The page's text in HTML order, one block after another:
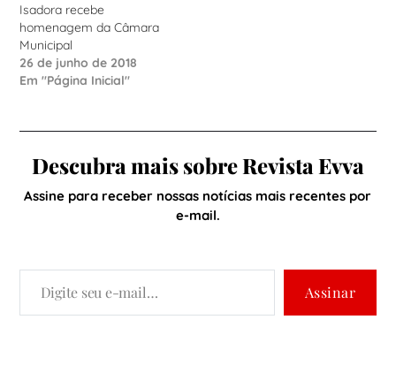
Isadora recebe
homenagem da Câmara
Municipal
26 de junho de 2018
Em "Página Inicial"
Descubra mais sobre Revista Evva
Assine para receber nossas notícias mais recentes por
e-mail.
Assinar